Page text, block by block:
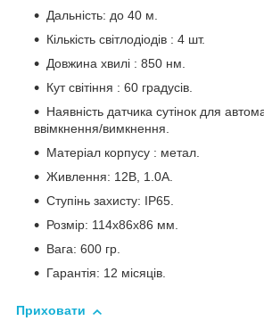
Дальність: до 40 м.
Кількість світлодіодів : 4 шт.
Довжина хвилі : 850 нм.
Кут світіння : 60 градусів.
Наявність датчика сутінок для
ввімкнення/вимкнення.
Матеріал корпусу : метал.
Живлення: 12В, 1.0А.
Ступінь захисту: IP65.
Розмір: 114х86х86 мм.
Вага: 600 гр.
Гарантія: 12 місяців.
Приховати